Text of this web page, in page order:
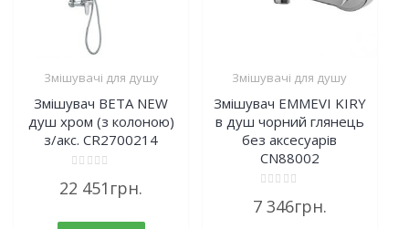
Змішувачі для душу
Змішувач BETA NEW
душ хром (з колоною)
з/акс. CR2700214
0
5
22 451 грн.
Змішувачі для душу
Змішувач EMMEVI KIRY
в душ чорний глянець
без аксесуарів
CN88002
0
7 346грн.